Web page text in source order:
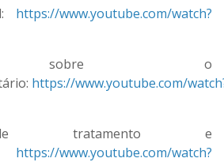
https://www.youtube.com/watch?
sobre o
https://www.youtube.com/
tratamento e
https://www.youtube.com/watch?